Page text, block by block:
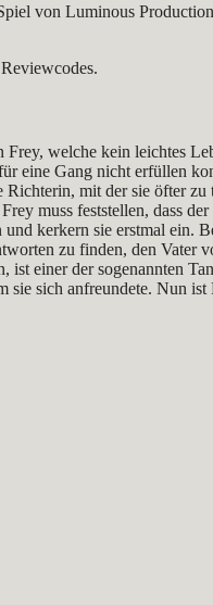
von Luminous
welche kein leichtes
eine Gang nicht erfüllen
mit der sie öfter
muss feststellen, dass
kerkern sie erstmal
zu finden, den Vater
einer der sogenannten
sie sich anfreundete. Nun